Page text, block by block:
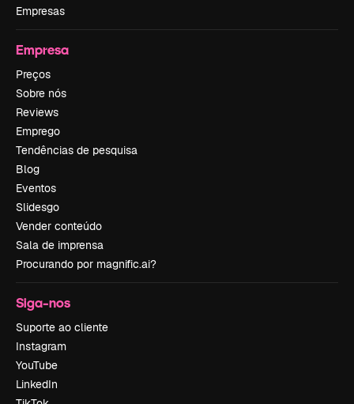
Empresas
Empresa
Preços
Sobre nós
Reviews
Emprego
Tendências de pesquisa
Blog
Eventos
Slidesgo
Vender conteúdo
Sala de imprensa
Procurando por magnific.ai?
Siga-nos
Suporte ao cliente
Instagram
YouTube
LinkedIn